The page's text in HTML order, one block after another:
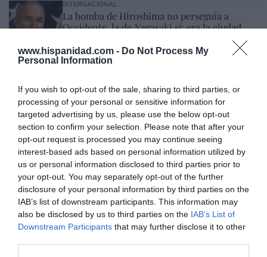
www.hispanidad.com - Do Not Process My
Personal Information
If you wish to opt-out of the sale, sharing to third parties, or
processing of your personal or sensitive information for
targeted advertising by us, please use the below opt-out
section to confirm your selection. Please note that after your
opt-out request is processed you may continue seeing
interest-based ads based on personal information utilized by
us or personal information disclosed to third parties prior to
your opt-out. You may separately opt-out of the further
disclosure of your personal information by third parties on the
IAB’s list of downstream participants. This information may
also be disclosed by us to third parties on the IAB’s List of
Downstream Participants that may further disclose it to other
INTERNACIONAL
La bomba de Hiroshima no perseguía a
Occidente, la de Nagasaki sí: era la ciudad
Eulogio López 08/08/26 06:00
Marcelo Gullo: “El trabajo de desmitificar la
historia, de poner la verdadera, de
desmontar la falsificación, es un trabajo
cristiano"
por Hispanidad
Artículos anteriores
DIARIO DE LA CORRUPCIÓN SANCHISTA